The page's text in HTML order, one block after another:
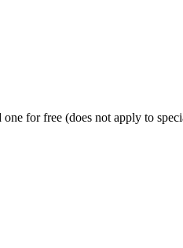
for free (does not apply to